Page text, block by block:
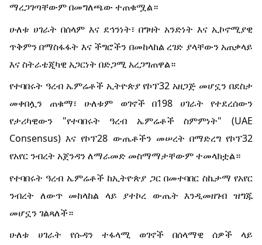
ማረጋገጣቸውም በመግለጫው ተጠቁሟል።
ሁለቱ ሀገራት በሰላም እና ደኅንነት፣ በግዛት አንድነት እና ኢኮኖሚያዊ
ጥቅምን በማስፋፋት እና ችግሮችን በመከላከል ረገድ ያላቸውን አጠቃላይ
እና ስትራቴጂካዊ አጋርነት በድጋሚ አረጋግጠዋል።
የተባበሩት ዓረብ ኤምሬቶች ኢትዮጵያ የኮፕ32 አዘጋጅ መሆኗን በደስታ
መቀበሏን ጠቁማ፣ ሁለቱም ወገኖች በ198 ሀገራት የተደረሰውን
የታሪካዊውን "የተባበሩት ዓረብ ኤምሬቶች ስምምነት" (UAE
Consensus) እና የኮፕ28 ውጤቶችን መሠረት በማድረግ የኮፕ32
የአየር ንብረት አጀንዳን ለማራመድ መስማማታቸውም ተመላክቷል።
የተባበሩት ዓረብ ኤምሬቶች ከኢትዮጵያ ጋር በመተባበር ስኬታማ የአየር
ንብረት ለውጥ መከላከል ላይ ያተኮረ ውጤት እንዲመዘገብ ዝግጁ
መሆኗን ገልጻለች።
ሁለቱ ሀገራት የሱዳን ተፋላሚ ወገኖች በሰላማዊ ሰዎች ላይ